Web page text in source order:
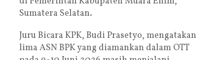
Sumatera Selatan.
Juru Bicara KPK, Budi Prasetyo, mengatakan
lima ASN BPK yang diamankan dalam OTT